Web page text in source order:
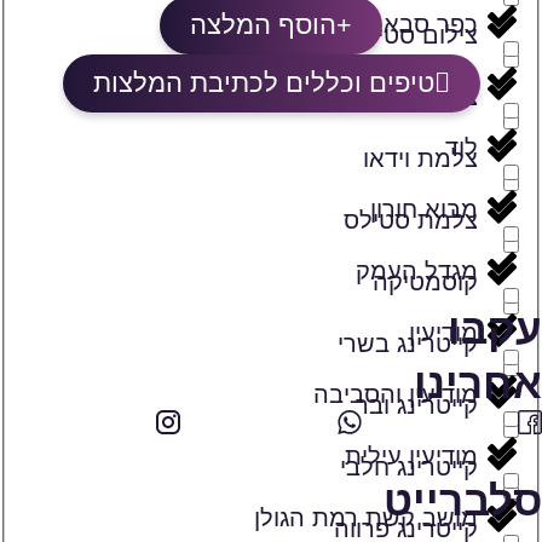
צילום סטילס ווידאו
צילומי בוק לבת מצוה
צלמת וידאו
צלמת סטילס
קוסמטיקה
קייטרינג בשרי
קייטרינג ובר
קייטרינג חלבי
קייטרינג פרווה
כפר סבא
כרמיאל
לוד
מבוא חורון
מגדל העמק
מודיעין
מודיעין והסביבה
מודיעין עילית
מושב קשת רמת הגולן
הוסף המלצה
טיפים וכללים לכתיבת המלצות
עקבו
אחרינו
סלברייט